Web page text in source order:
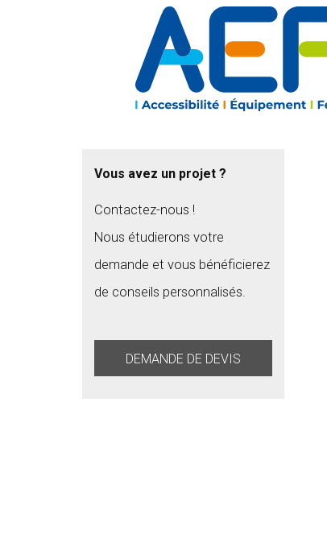
Vous avez un projet ?
Contactez-nous !
Nous étudierons votre
demande et vous bénéficierez
de conseils personnalisés.
DEMANDE DE DEVIS